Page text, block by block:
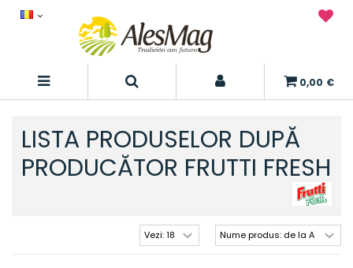
0,00 €
LISTA PRODUSELOR DUPĂ
PRODUCĂTOR FRUTTI FRESH